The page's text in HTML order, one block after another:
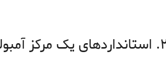
معتبر: تمرکز بر پارسه